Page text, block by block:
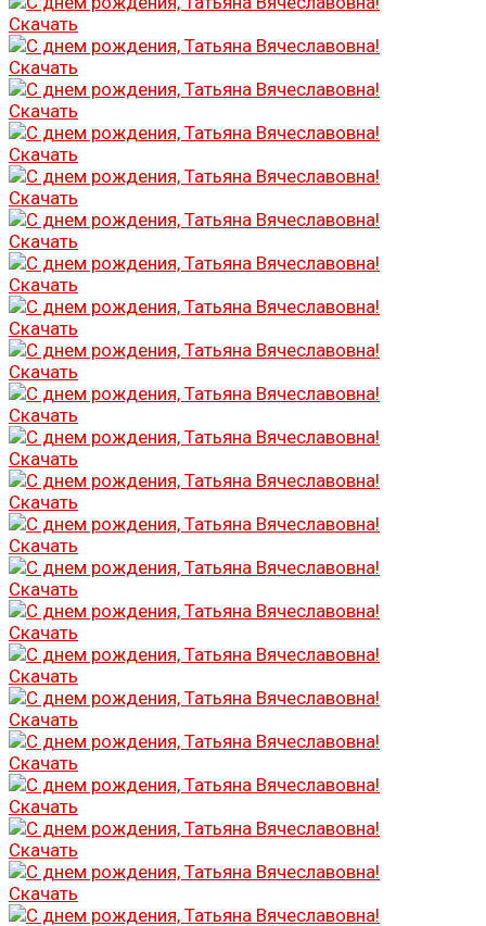
Скачать
Скачать
Скачать
Скачать
Скачать
Скачать
Скачать
Скачать
Скачать
Скачать
Скачать
Скачать
Скачать
Скачать
Скачать
Скачать
Скачать
Скачать
Скачать
Скачать
Скачать